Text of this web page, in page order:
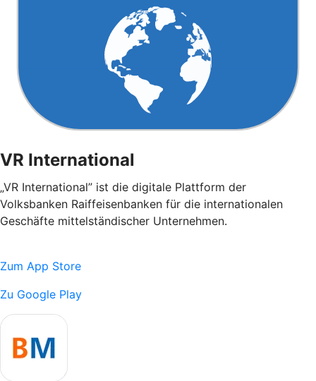
VR International
„VR International” ist die digitale Plattform der
Volksbanken Raiffeisenbanken für die internationalen
Geschäfte mittelständischer Unternehmen.
Zum App Store
Zu Google Play